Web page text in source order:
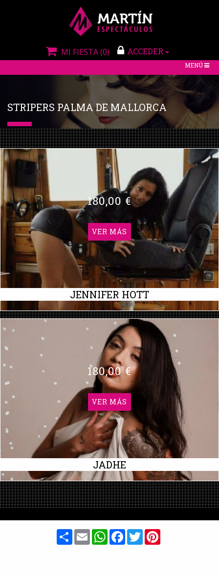
MI FIESTA(0) ACCEDER
TOGGLE
MENÚ
STRIPERS PALMA DE MALLORCA
JENNIFER HOTT
180,00 €
VER MÁS
JADHE
180,00 €
VER MÁS
ShareEmailWhatsAppFacebook
Twitter